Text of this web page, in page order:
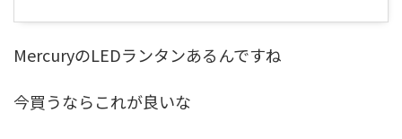
MercuryのLEDランタンあるんですね
今買うならこれが良いな